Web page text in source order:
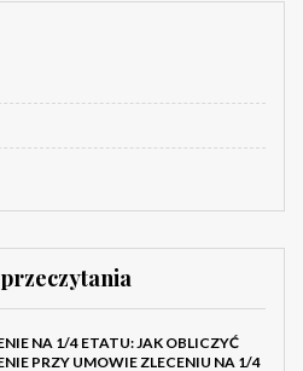
NA 1/4 ETATU: JAK OBLICZYĆ
PRZY UMOWIE ZLECENIU NA 1/4